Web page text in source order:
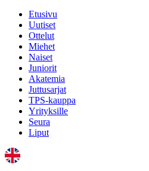
Etusivu
Uutiset
Ottelut
Miehet
Naiset
Juniorit
Akatemia
Juttusarjat
TPS-kauppa
Yrityksille
Seura
Liput